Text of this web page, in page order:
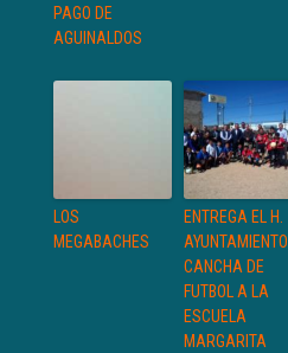
PAGO DE
AGUINALDOS
LOS
MEGABACHES
ENTREGA EL H.
AYUNTAMIENTO
CANCHA DE
FUTBOL A LA
ESCUELA
MARGARITA